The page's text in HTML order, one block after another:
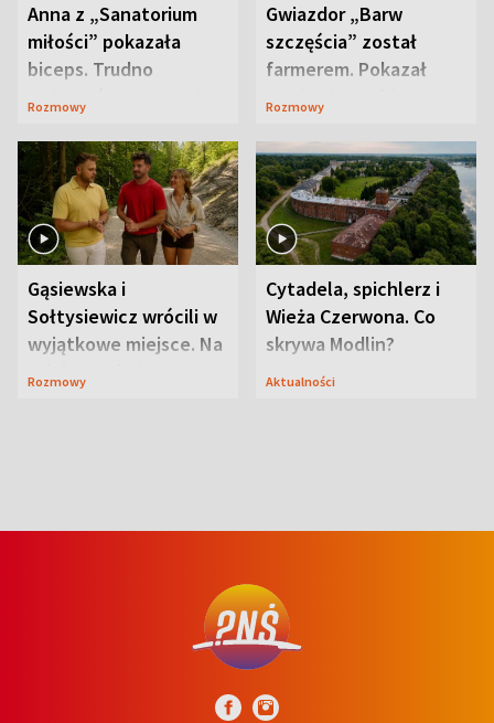
Anna z „Sanatorium
miłości” pokazała
biceps. Trudno
uwierzyć, co przeszła
Rozmowy
Gwiazdor „Barw
szczęścia” został
farmerem. Pokazał
swoje niezwykłe
Rozmowy
Gąsiewska i
Sołtysiewicz wrócili w
wyjątkowe miejsce. Na
szlaku czekał
Rozmowy
Cytadela, spichlerz i
Wieża Czerwona. Co
skrywa Modlin?
Aktualności